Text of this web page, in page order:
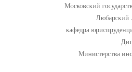
Московский
Любарский
кафедра
Министерства